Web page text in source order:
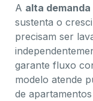
A alta
sustenta o
precisam ser
garante fluxo
modelo atende
de